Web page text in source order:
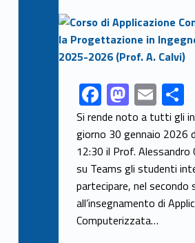
Link identifier archive #link-archive-thumb-soap-83701
Link identifier share facebook archive #share-link-archive-290 F
ac
e
b
o
o
k
M
as
to
d
o
n
E
m
ai
l
C
o
Si rende noto a tutti gli
giorno 30 gennaio 2026
12:30 il Prof. Alessandro
su Teams gli studenti
partecipare, nel secondo
all’insegnamento di
Computerizzata…